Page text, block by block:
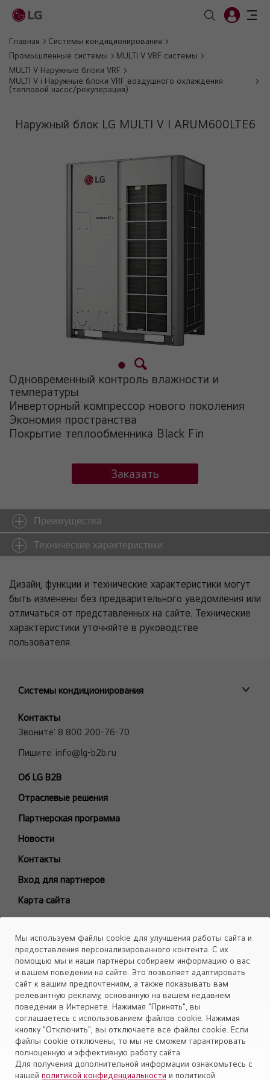
Главная
Системы кондиционирования
Промышленные системы
MULTI V VRF системы
MULTI V Наружные блоки VRF
MULTI V i Наружные блоки VRF воздушного охлаждения
(тепловой насос/рекуперация)
Наружный блок LG MULTI V I ARUM600LTE6
Одновременный контроль влажности и
температуры
Инверторный компрессор нового поколения
Экономия пространства
Покрытие теплообменника Black Fin
Заказать
Преимущества
Технические характеристики
Дизайн, функции и технические характеристики могут
быть изменены без предварительного уведомления или
отличаться от представленных на сайте. Технические
характеристики уточняйте в руководстве
пользователя.
Системы кондиционирования
ПРОМЫШЛЕННЫЕ СИСТЕМЫ
MULTI V VRF системы
Полупромышленные сплит-системы
Холодильные Машины (Чиллеры)
Фанкойлы
Модели снятые с производства
БЫТОВЫЕ СПЛИТ-СИСТЕМЫ
ARTCOOL Mirror
ARTCOOL Objet Green
Deluxe Pro
Air PuriCare
Evo Max
Eco Smart
Look Smart
ProCool
Mega Dual Plus
Контакты
Звоните: 8 800 200-76-70
Пишите: info@lg-b2b.ru
Об LG B2B
Отраслевые решения
Партнерская программа
Новости
Контакты
Вход для партнеров
Карта сайта
Скачать
Объекты
Установите приложение «Cервис кондиционеров LG Aircon»
Мы используем файлы cookie для улучшения работы сайта и
предоставления персонализированного контента. С их
помощью мы и наши партнеры собираем информацию о вас
и вашем поведении на сайте. Это позволяет адаптировать
сайт к вашим предпочтениям, а также показывать вам
релевантную рекламу, основанную на вашем недавнем
поведении в Интернете. Нажимая "Принять", вы
соглашаетесь с использованием файлов cookie. Нажимая
кнопку "Отключить", вы отключаете все файлы cookie. Если
файлы cookie отключены, то мы не сможем гарантировать
полноценную и эффективную работу сайта.
Для получения дополнительной информации ознакомьтесь с
нашей политикой конфиденциальности и политикой